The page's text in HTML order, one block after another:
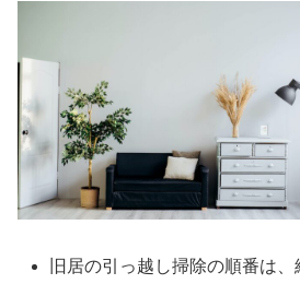
旧居の引っ越し掃除の順番は、